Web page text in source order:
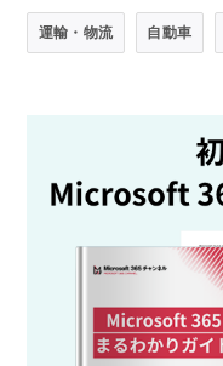
運輸・物流 自動車